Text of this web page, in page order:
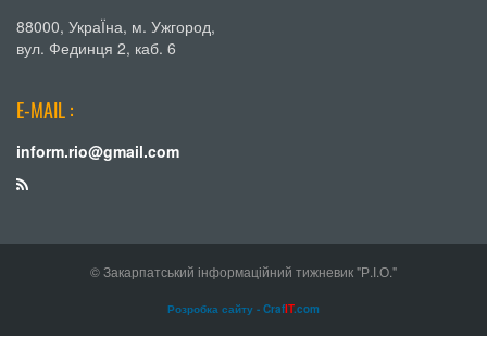
88000, УкраЇна, м. Ужгород,
вул. Фединця 2, каб. 6
E-MAIL :
inform.rio@gmail.com
© Закарпатський інформаційний тижневик "Р.І.О."
Розробка сайту - CrafIT.com